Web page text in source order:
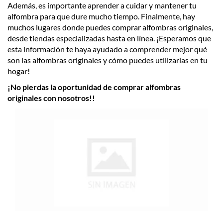
Además, es importante aprender a cuidar y mantener tu
alfombra para que dure mucho tiempo. Finalmente, hay
muchos lugares donde puedes comprar alfombras originales,
desde tiendas especializadas hasta en línea. ¡Esperamos que
esta información te haya ayudado a comprender mejor qué
son las alfombras originales y cómo puedes utilizarlas en tu
hogar!
¡No pierdas la oportunidad de comprar alfombras
originales con nosotros!!